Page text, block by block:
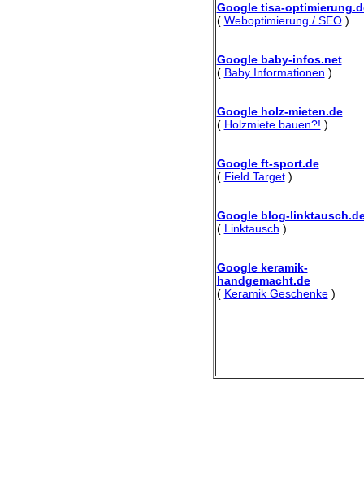
Google tisa-
( Weboptimierung / SEO)
Google baby-infos.net
( Baby Informationen )
Google holz-mieten.de
( Holzmiete bauen?! )
Google ft-sport.de
( Field Target)
Google blog-
( Linktausch )
Google keramik-
handgemacht.de
( Keramik Geschenke)